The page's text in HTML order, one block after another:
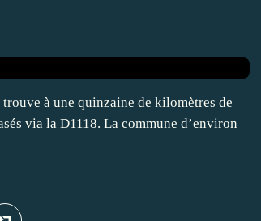
à une quinzaine de kilomètres de
via la D1118. La commune d’environ